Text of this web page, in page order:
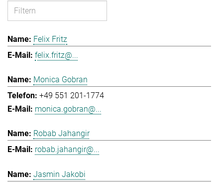
Felix Fritz
felix.fritz@...
Monica Gobran
+49 551 201-1774
monica.gobran@...
Robab Jahangir
robab.jahangir@...
Jasmin Jakobi